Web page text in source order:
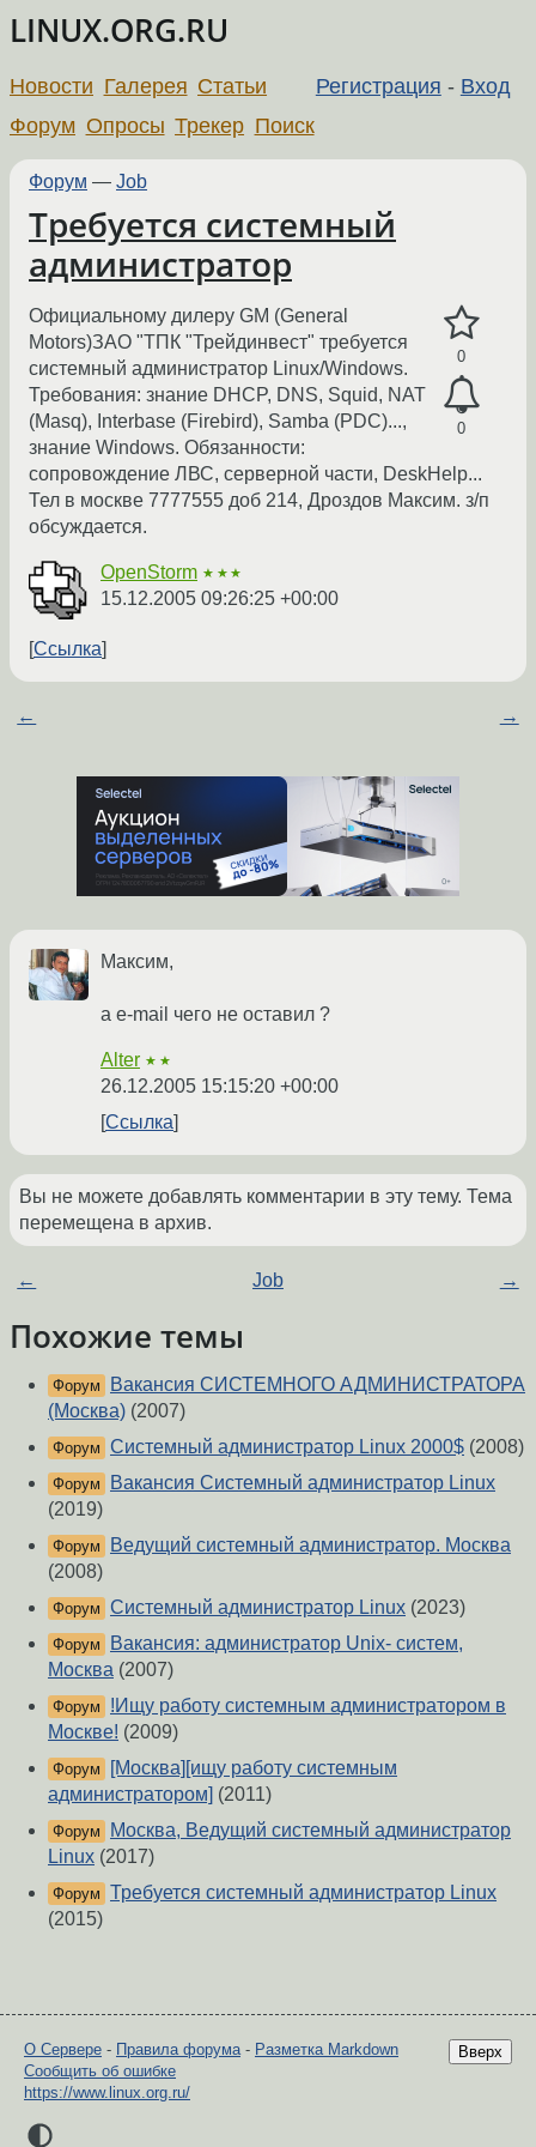
LINUX.ORG.RU
Регистрация - Вход
Новости Галерея Статьи
Форум Опросы Трекер Поиск
Форум — Job
Требуется системный
администратор
0
0
Официальному дилеру GM (General
Motors)ЗАО "ТПК "Трейдинвест" требуется
системный администратор Linux/Windows.
Требования: знание DHCP, DNS, Squid, NAT
(Masq), Interbase (Firebird), Samba (PDC)...,
знание Windows. Обязанности:
сопровождение ЛВС, серверной части, DeskHelp...
Тел в москве 7777555 доб 214, Дроздов Максим. з/п
обсуждается.
OpenStorm ★★★
15.12.2005 09:26:25 +00:00
Ссылка
← →
Максим,
а e-mail чего не оставил ?
Alter ★★
26.12.2005 15:15:20 +00:00
Ссылка
Вы не можете добавлять комментарии в эту тему. Тема
перемещена в архив.
← Job →
Похожие темы
Форум
Вакансия СИСТЕМНОГО АДМИНИСТРАТОРА
(Москва) (2007)
Форум Системный администратор Linux 2000$ (2008)
Форум
Вакансия Системный администратор Linux
(2019)
Форум
Ведущий системный администратор. Москва
(2008)
Форум Системный администратор Linux (2023)
Форум
Вакансия: администратор Unix- систем,
Москва (2007)
Форум
!Ищу работу системным администратором в
Москве! (2009)
Форум
[Москва][ищу работу системным
администратором] (2011)
Форум
Москва, Ведущий системный администратор
Linux (2017)
Форум Требуется системный администратор Linux
(2015)
Вверх
О Сервере - Правила форума- Разметка Markdown
Сообщить об ошибке
https://www.linux.org.ru/